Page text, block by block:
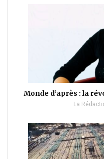
Monde d’après : la
La